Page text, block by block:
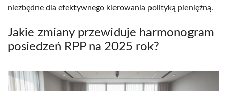
niezbędne dla efektywnego kierowania polityką pieniężną.
Jakie zmiany przewiduje harmonogram
posiedzeń RPP na 2025 rok?